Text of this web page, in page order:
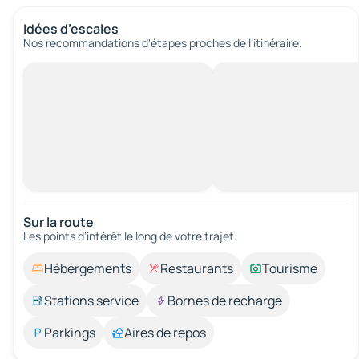
Idées d’escales
Nos recommandations d'étapes proches de l’itinéraire.
Sur la route
Les points d’intérêt le long de votre trajet.
Hébergements Restaurants
Tourisme
Stations service
Bornes de recharge
Parkings
Aires de repos